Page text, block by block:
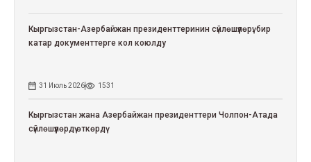
Кыргызстан-Азербайжан президенттеринин сүйлөшүүлөрү: бир
катар документтерге кол коюлду
31 Июль 2026 1531
Кыргызстан жана Азербайжан президенттери Чолпон-Атада
сүйлөшүүлөрдү өткөрдү